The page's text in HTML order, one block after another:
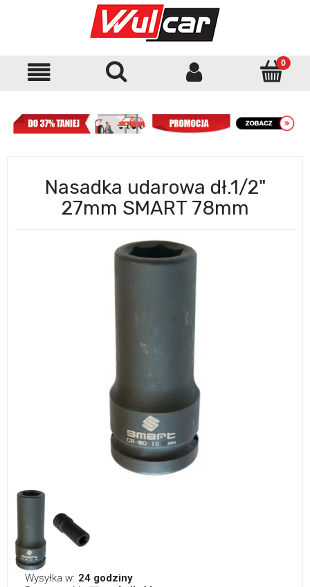
Nasadka udarowa dł.1/2"
27mm SMART 78mm
Wysyłka w: 24 godziny